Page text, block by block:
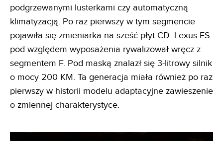
podgrzewanymi lusterkami czy automatyczną
klimatyzacją. Po raz pierwszy w tym segmencie
pojawiła się zmieniarka na sześć płyt CD. Lexus ES
pod względem wyposażenia rywalizował wręcz z
segmentem F. Pod maską znalazł się 3-litrowy silnik
o mocy 200 KM. Ta generacja miała również po raz
pierwszy w historii modelu adaptacyjne zawieszenie
o zmiennej charakterystyce.